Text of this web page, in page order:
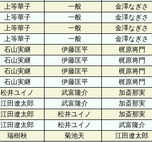
上等華子 一般
金澤なぎさ
上等華子 一般
金澤なぎさ
上等華子 一般
金澤なぎさ
上等華子 一般
金澤なぎさ
石山実継 伊藤匡平
梶原将門
石山実継 伊藤匡平
梶原将門
石山実継 伊藤匡平
梶原将門
石山実継 伊藤匡平
梶原将門
松井ユイノ 武富隆介
加斎那実
江田遼太郎 武富隆介
加斎那実
江田遼太郎 松井ユイノ
加斎那実
江田遼太郎 松井ユイノ
武富隆介
瑞樹秋 菊池天
江田遼太郎